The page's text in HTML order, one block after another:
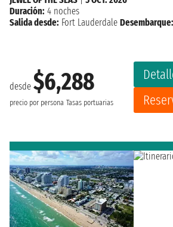
desde $6,288
precio por persona Tasas portuarias
Duración: 4 noches
Salida desde: Fort Lauderdale Desembarque: